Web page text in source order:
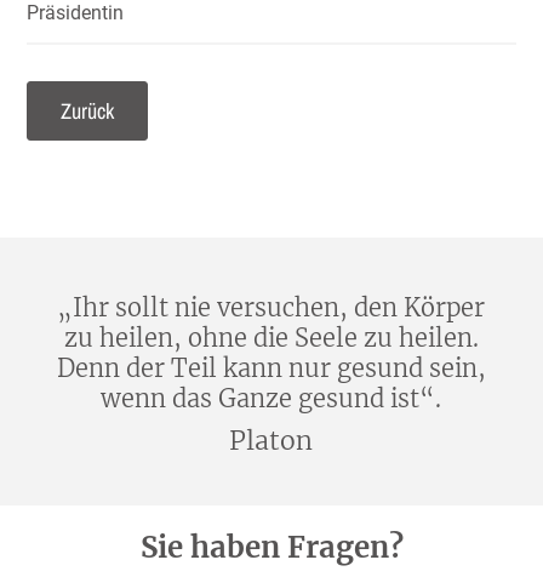
Präsidentin
Zurück
„Ihr sollt nie versuchen, den Körper
zu heilen, ohne die Seele zu heilen.
Denn der Teil kann nur gesund sein,
wenn das Ganze gesund ist“.
Platon
Sie haben Fragen?